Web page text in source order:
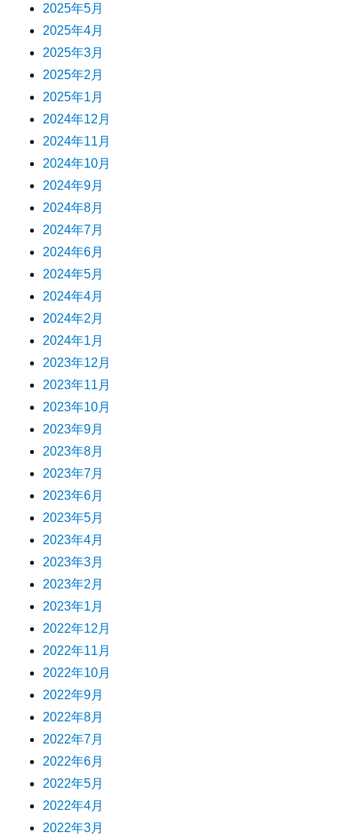
2025年5月
2025年4月
2025年3月
2025年2月
2025年1月
2024年12月
2024年11月
2024年10月
2024年9月
2024年8月
2024年7月
2024年6月
2024年5月
2024年4月
2024年2月
2024年1月
2023年12月
2023年11月
2023年10月
2023年9月
2023年8月
2023年7月
2023年6月
2023年5月
2023年4月
2023年3月
2023年2月
2023年1月
2022年12月
2022年11月
2022年10月
2022年9月
2022年8月
2022年7月
2022年6月
2022年5月
2022年4月
2022年3月